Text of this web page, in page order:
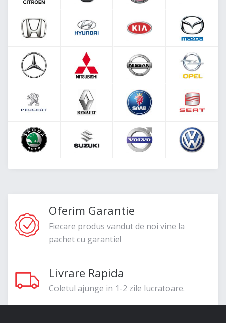
Oferim Garantie
Fiecare produs vandut de noi vine la
pachet cu garantie!
Livrare Rapida
Coletul ajunge in 1-2 zile lucratoare.